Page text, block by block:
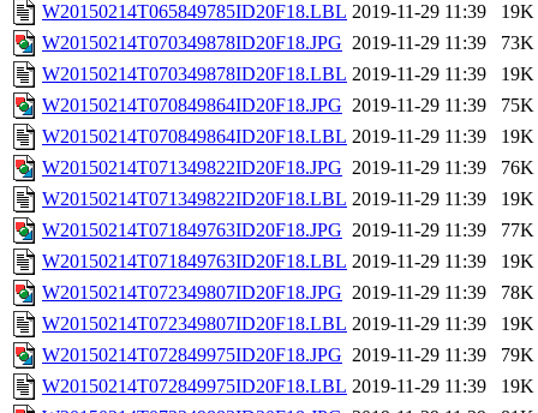
W20150214T065849785ID20F18.LBL 2019-11-29 11:39
19K
W20150214T070349878ID20F18.JPG 2019-11-29 11:39
73K
W20150214T070349878ID20F18.LBL 2019-11-29 11:39
19K
W20150214T070849864ID20F18.JPG 2019-11-29 11:39
75K
W20150214T070849864ID20F18.LBL 2019-11-29 11:39
19K
W20150214T071349822ID20F18.JPG 2019-11-29 11:39
76K
W20150214T071349822ID20F18.LBL 2019-11-29 11:39
19K
W20150214T071849763ID20F18.JPG 2019-11-29 11:39
77K
W20150214T071849763ID20F18.LBL 2019-11-29 11:39
19K
W20150214T072349807ID20F18.JPG 2019-11-29 11:39
78K
W20150214T072349807ID20F18.LBL 2019-11-29 11:39
19K
W20150214T072849975ID20F18.JPG 2019-11-29 11:39
79K
W20150214T072849975ID20F18.LBL 2019-11-29 11:39
19K